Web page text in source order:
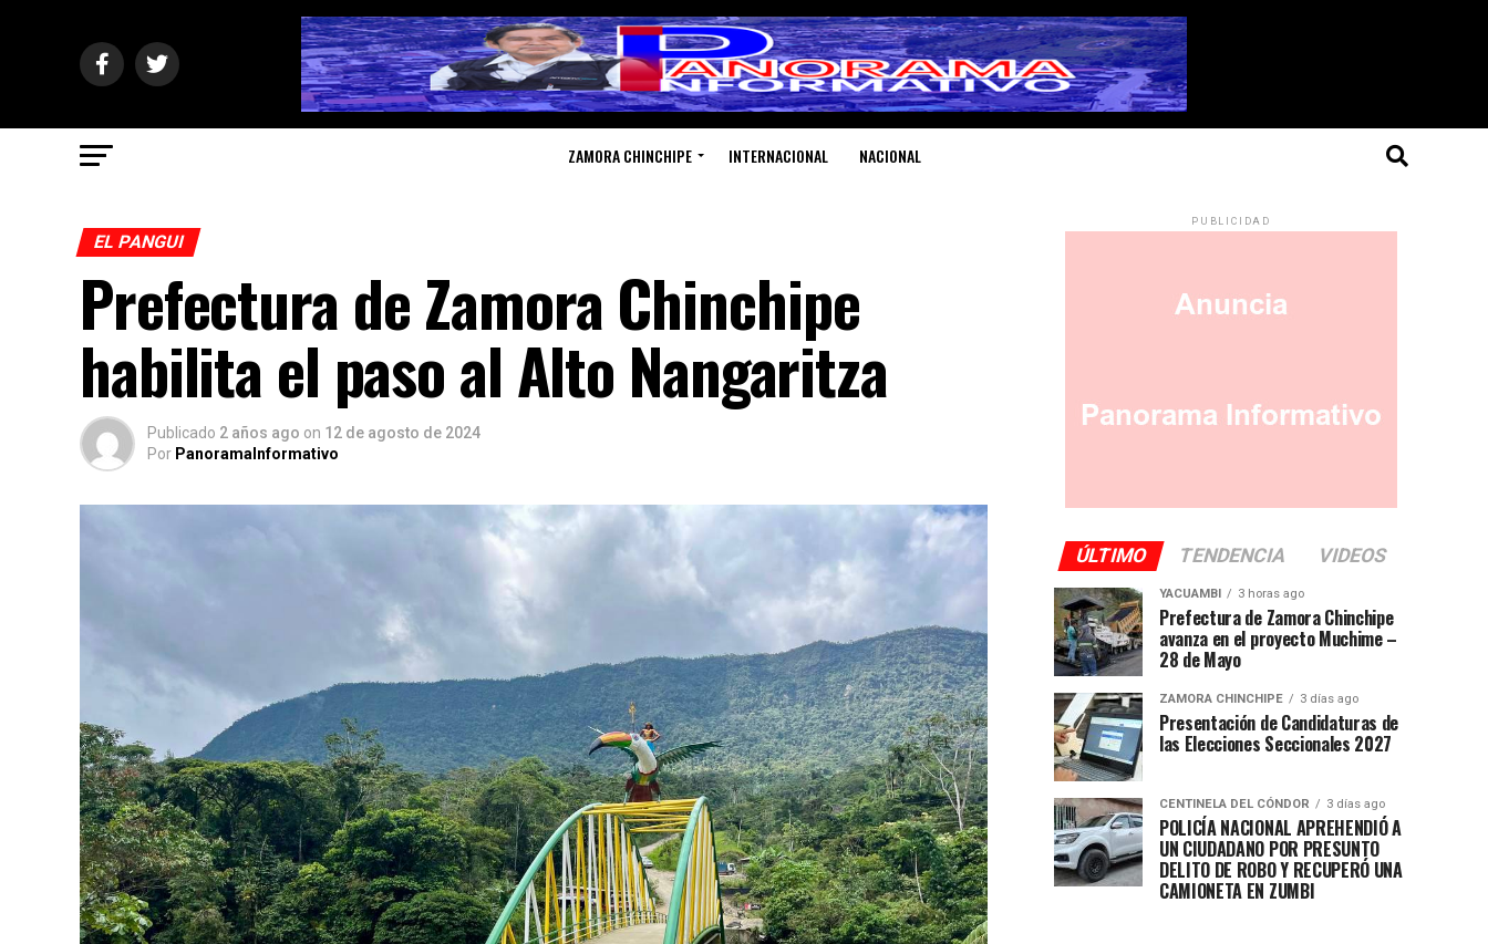
ZAMORA CHINCHIPE INTERNACIONAL NACIONAL
EL PANGUI
Prefectura de Zamora Chinchipe
habilita el paso al Alto Nangaritza
Publicado 2 años ago on 12 de agosto de 2024
Por PanoramaInformativo
PUBLICIDAD
ÚLTIMO TENDENCIA VIDEOS
YACUAMBI 3 horas ago
Prefectura de Zamora Chinchipe
avanza en el proyecto Muchime –
28 de Mayo
ZAMORA CHINCHIPE 3 días ago
Presentación de Candidaturas de
las Elecciones Seccionales 2027
CENTINELA DEL CÓNDOR 3 días ago
POLICÍA NACIONAL APREHENDIÓ A
UN CIUDADANO POR PRESUNTO
DELITO DE ROBO Y RECUPERÓ UNA
CAMIONETA EN ZUMBI